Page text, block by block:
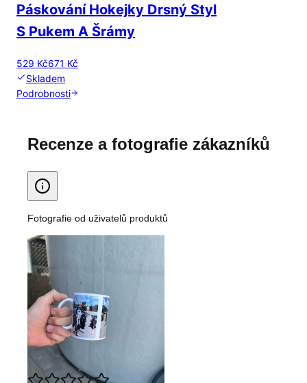
Páskování Hokejky Drsný Styl
S Pukem A Šrámy
529 Kč671 Kč
Skladem
Podrobnosti
Recenze a fotografie zákazníků
Fotografie od uživatelů produktů